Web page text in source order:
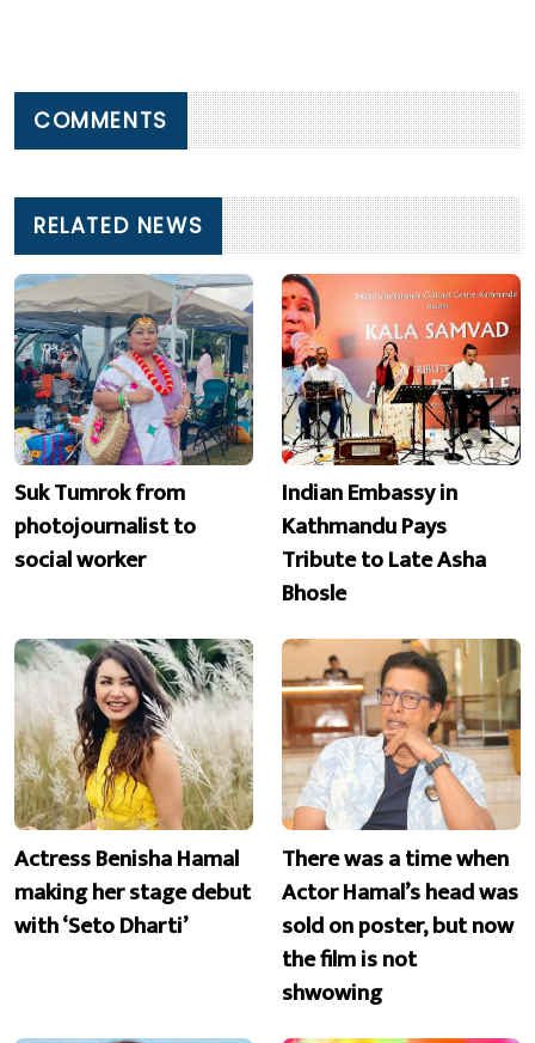
COMMENTS
RELATED NEWS
Suk Tumrok from
photojournalist to
social worker
Indian Embassy in
Kathmandu Pays
Tribute to Late Asha
Bhosle
Actress Benisha Hamal
making her stage debut
with ‘Seto Dharti’
There was a time when
Actor Hamal’s head was
sold on poster, but now
the film is not
shwowing